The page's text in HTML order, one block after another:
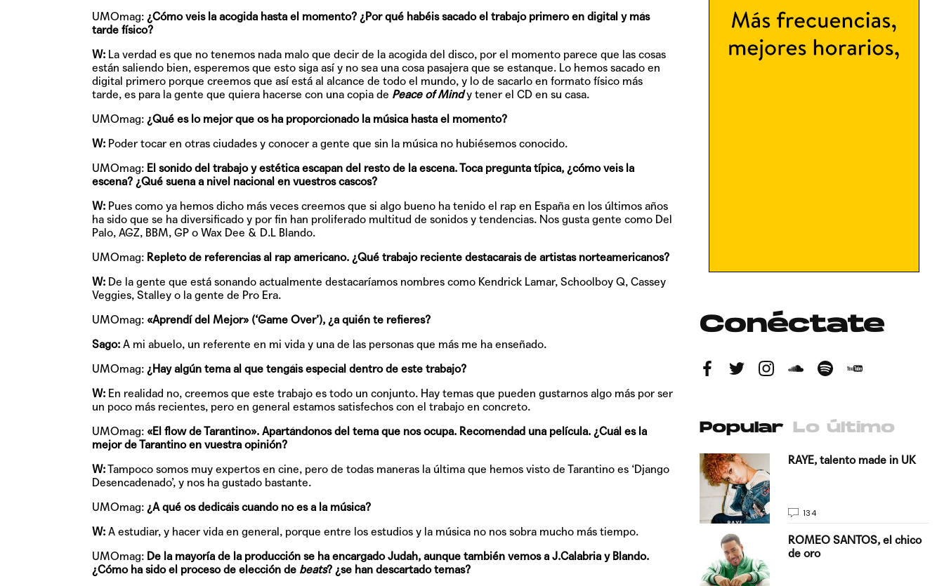
UMOmag: ¿Cómo veis la acogida hasta el momento? ¿Por qué habéis sacado el trabajo primero en digital y más
tarde físico?
W: La verdad es que no tenemos nada malo que decir de la acogida del disco, por el momento parece que las cosas
están saliendo bien, esperemos que esto siga así y no sea una cosa pasajera que se estanque. Lo hemos sacado en
digital primero porque creemos que así está al alcance de todo el mundo, y lo de sacarlo en formato físico más
tarde, es para la gente que quiera hacerse con una copia de Peace of Mindy tener el CD en su casa.
UMOmag: ¿Qué es lo mejor que os ha proporcionado la música hasta el momento?
W: Poder tocar en otras ciudades y conocer a gente que sin la música no hubiésemos conocido.
UMOmag: El sonido del trabajo y estética escapan del resto de la escena. Toca pregunta típica, ¿cómo veis la
escena? ¿Qué suena a nivel nacional en vuestros cascos?
W: Pues como ya hemos dicho más veces creemos que si algo bueno ha tenido el rap en España en los últimos años
ha sido que se ha diversificado y por fin han proliferado multitud de sonidos y tendencias. Nos gusta gente como Del
Palo, AGZ, BBM, GP o Wax Dee & D.L Blando.
UMOmag: Repleto de referencias al rap americano. ¿Qué trabajo reciente destacarais de artistas norteamericanos?
W: De la gente que está sonando actualmente destacaríamos nombres como Kendrick Lamar, Schoolboy Q, Cassey
Veggies, Stalley o la gente de Pro Era.
UMOmag: «Aprendí del Mejor» (‘Game Over’), ¿a quién te refieres?
Sago: A mi abuelo, un referente en mi vida y una de las personas que más me ha enseñado.
UMOmag: ¿Hay algún tema al que tengáis especial dentro de este trabajo?
W: En realidad no, creemos que este trabajo es todo un conjunto. Hay temas que pueden gustarnos algo más por ser
un poco más recientes, pero en general estamos satisfechos con el trabajo en concreto.
UMOmag:«El flow de Tarantino». Apartándonos del tema que nos ocupa. Recomendad una película. ¿Cuál es la
mejor de Tarantino en vuestra opinión?
W:Tampoco somos muy expertos en cine, pero de todas maneras la última que hemos visto de Tarantino es ‘Django
Desencadenado’, y nos ha gustado bastante.
UMOmag:¿A qué os dedicáis cuando no es a la música?
W: A estudiar, y hacer vida en general, porque entre los estudios y la música no nos sobra mucho más tiempo.
UMOmag: De la mayoría de la producción se ha encargado Judah, aunque también vemos a J.Calabria y Blando.
¿Cómo ha sido el proceso de elección de beats? ¿se han descartado temas?
Conéctate
Popular Lo último
tiempo
NICKI NICOLE, pisando
RAYE, talento made in UK
134
ROMEO SANTOS, el chico
de oro